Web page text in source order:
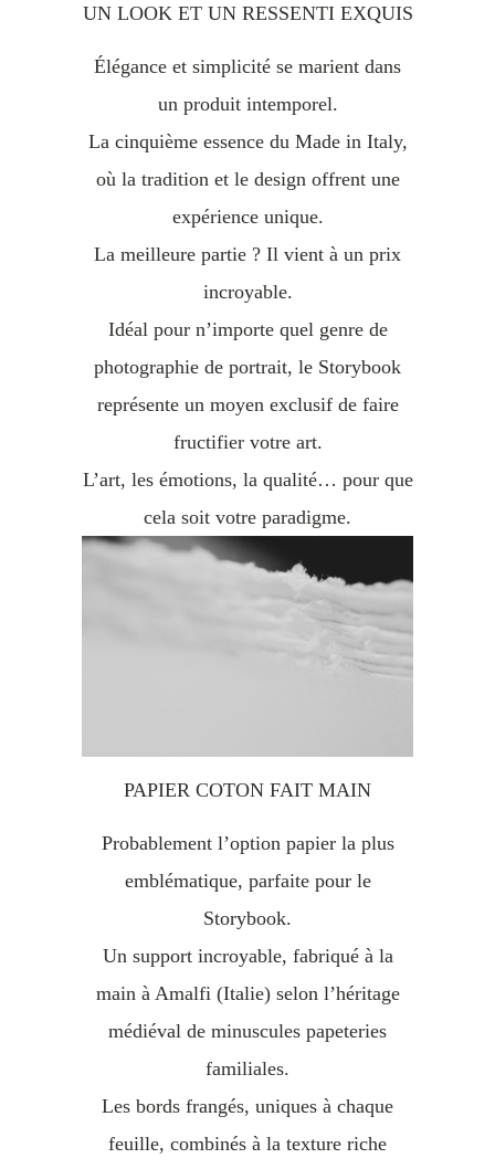
UN LOOK ET UN RESSENTI EXQUIS
Élégance et simplicité se marient dans
un produit intemporel.
La cinquième essence du Made in Italy,
où la tradition et le design offrent une
expérience unique.
La meilleure partie ? Il vient à un prix
incroyable.
Idéal pour n’importe quel genre de
photographie de portrait, le Storybook
représente un moyen exclusif de faire
fructifier votre art.
L’art, les émotions, la qualité… pour que
cela soit votre paradigme.
PAPIER COTON FAIT MAIN
Probablement l’option papier la plus
emblématique, parfaite pour le
Storybook.
Un support incroyable, fabriqué à la
main à Amalfi (Italie) selon l’héritage
médiéval de minuscules papeteries
familiales.
Les bords frangés, uniques à chaque
feuille, combinés à la texture riche